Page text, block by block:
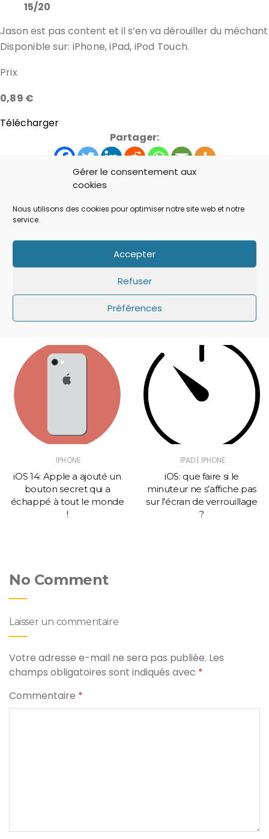
Gérer le consentement aux
cookies
Nous utilisons des cookies pour optimiser notre site web et notre
service.
Accepter
Refuser
Préférences
15/20
Jason est pas content et il s’en va dérouiller du méchant
Disponible sur: iPhone, iPad, iPod Touch.
Prix
0,89 €
Télécharger
Partager:
jeux ipad jeux iPhone
jeux ipod touch
Pour Continuer....
IPHONE
iOS 14: Apple a ajouté un
bouton secret qui a
échappé à tout le monde
!
IPAD | IPHONE
iOS: que faire si le
minuteur ne s’affiche pas
sur l’écran de verrouillage
?
No Comment
Laisser un commentaire
Votre adresse e-mail ne sera pas publiée. Les
champs obligatoires sont indiqués avec *
Commentaire *